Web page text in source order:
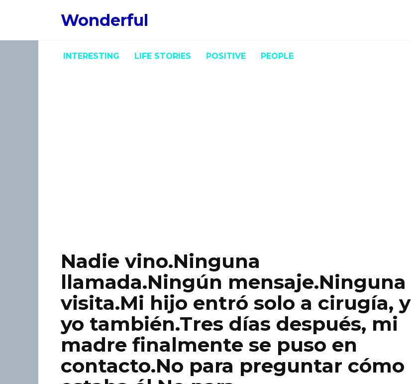
Wonderful
INTERESTING LIFE STORIES POSITIVE PEOPLE
Nadie vino.Ninguna
llamada.Ningún mensaje.Ninguna
visita.Mi hijo entró solo a cirugía, y
yo también.Tres días después, mi
madre finalmente se puso en
contacto.No para preguntar cómo